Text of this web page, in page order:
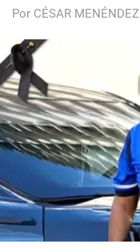
Por CÉSAR MENÉNDEZ